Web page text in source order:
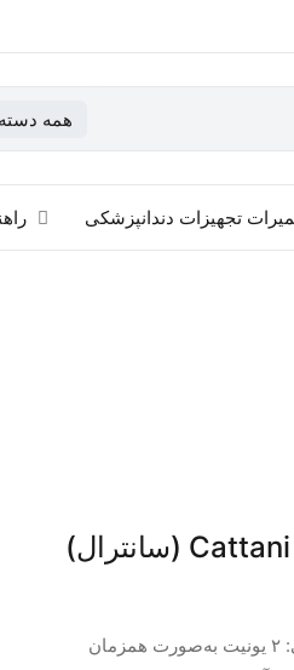
همه
تجهیزات دندانپزشکی
ساکشن مرکزی کتانی Cattani (سانترال)